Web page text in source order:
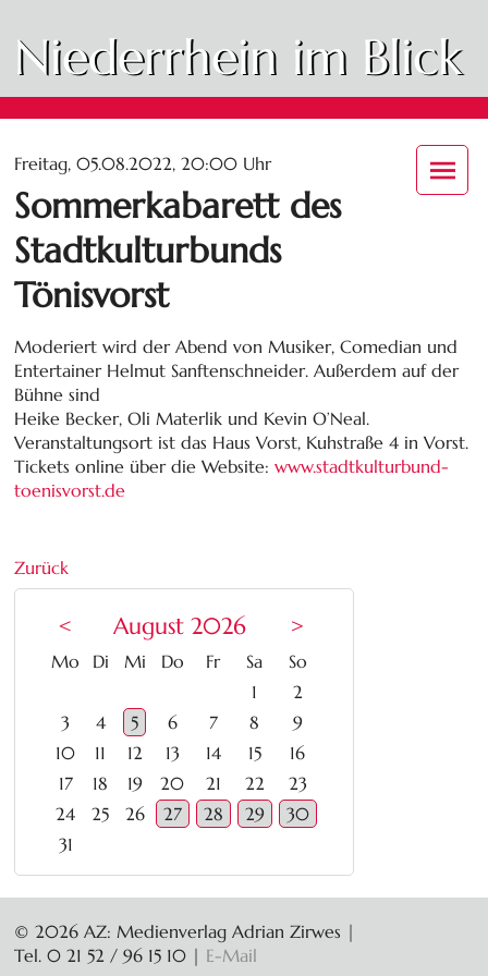
Niederrhein im Blick
Freitag, 05.08.2022, 20:00 Uhr
Sommerkabarett des
Stadtkulturbunds
Tönisvorst
Moderiert wird der Abend von Musiker, Comedian und
Entertainer Helmut Sanftenschneider. Außerdem auf der
Bühne sind
Heike Becker, Oli Materlik und Kevin O’Neal.
Veranstaltungsort ist das Haus Vorst, Kuhstraße 4 in Vorst.
Tickets online über die Website:www.stadtkulturbund-
toenisvorst.de
Zurück
< August 2026 >
Mo ntag
Dienstag
Mittwoch
Donnerstag
Freitag
Samstag
Sonntag
1
2
3
4 5 6 7 8
9
10
11 12 13 14 15
16
17
18 19 20 21 22
23
24
25 26 27 28 29
30
31
© 2026 AZ: Medienverlag Adrian Zirwes |
Tel. 0 21 52 / 96 15 10 | E-Mail